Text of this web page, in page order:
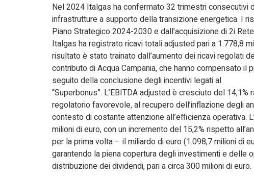
Nel 2024 Italgas ha confermato 32 trimestri
infrastrutture a supporto della transizione energetica. I
Piano Strategico 2024-2030 e dall’acquisizione di 2i
Italgas ha registrato ricavi totali adjusted pari a 1.778,8
risultato è stato trainato dall’aumento dei ricavi regolati
contributo di Acqua Campania, che hanno compensato
seguito della conclusione degli incentivi legati al
“Superbonus”. L’EBITDA adjusted è cresciuto del
regolatorio favorevole, al recupero dell’inflazione degli
contesto di costante attenzione all’efficienza operativa.
milioni di euro, con un incremento del 15,2% rispetto
per la prima volta – il miliardo di euro (1.098,7 milioni di
garantendo la piena copertura degli investimenti e delle
distribuzione dei dividendi, pari a circa 300 milioni di euro.